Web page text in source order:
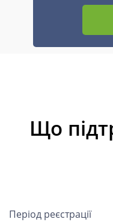
Що
Період реєстрації